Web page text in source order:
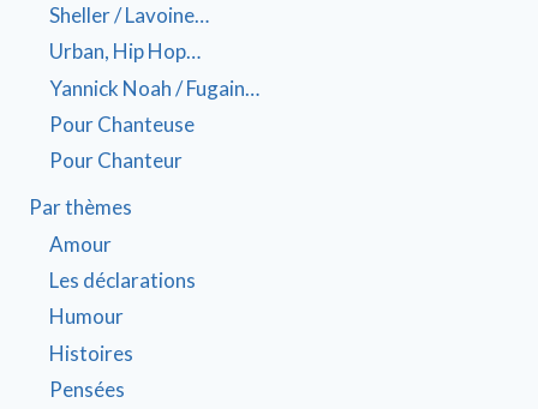
Sheller / Lavoine…
Urban, Hip Hop…
Yannick Noah / Fugain…
Pour Chanteuse
Pour Chanteur
Par thèmes
Amour
Les déclarations
Humour
Histoires
Pensées